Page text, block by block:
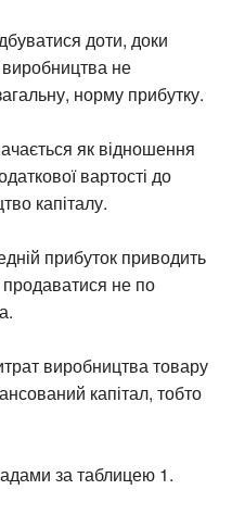
доти, доки
виробництва не
норму прибутку.
як відношення
вартості до
капіталу.
прибуток приводить
не по
виробництва товару
капітал, тобто
за таблицею 1.